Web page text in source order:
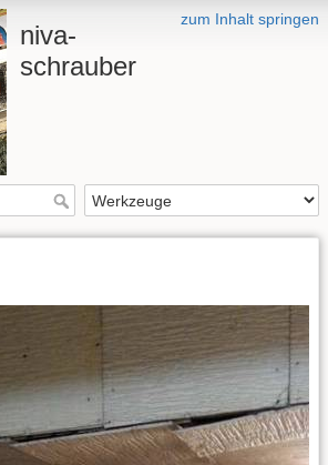
zum Inhalt springen
niva-
schrauber